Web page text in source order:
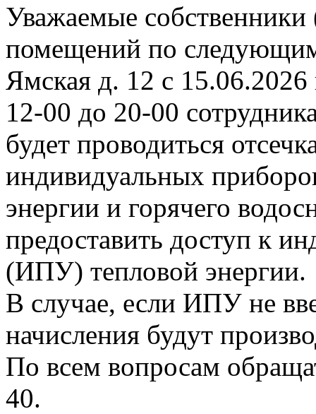
Уважаемые
помещений по
Ямская д. 12 с
12-00 до 20-00
будет проводиться
индивидуальных
энергии и горячего
предоставить доступ к
(ИПУ) тепловой энергии.
В случае, если ИПУ не
начисления будут
По всем вопросам
40.